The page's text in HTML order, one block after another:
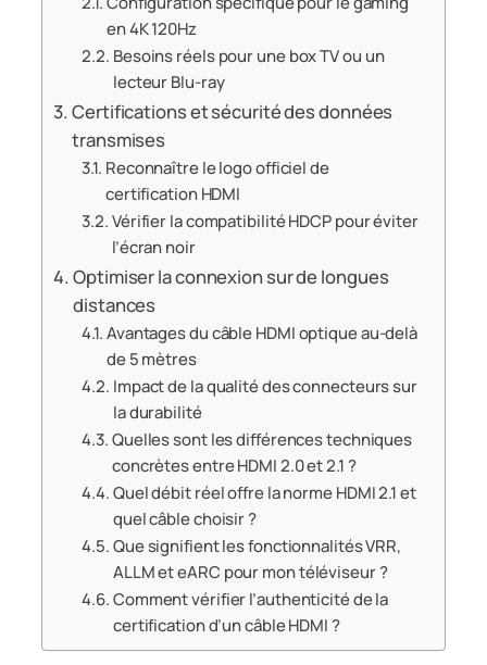
en 4K 120Hz
Besoins réels pour une box TV ou un
lecteur Blu-ray
Certifications et sécurité des données
transmises
Reconnaître le logo officiel de
certification HDMI
Vérifier la compatibilité HDCP pour éviter
l’écran noir
Optimiser la connexion sur de longues
distances
Avantages du câble HDMI optique au-delà
de 5 mètres
Impact de la qualité des connecteurs sur
la durabilité
Quelles sont les différences techniques
concrètes entre HDMI 2.0 et 2.1 ?
Quel débit réel offre la norme HDMI 2.1 et
quel câble choisir ?
Que signifient les fonctionnalités VRR,
ALLM et eARC pour mon téléviseur ?
Comment vérifier l’authenticité de la
certification d’un câble HDMI ?